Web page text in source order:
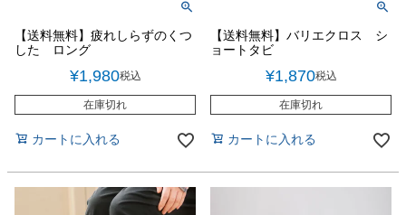
【送料無料】疲れしらずのくつ
した ロング
¥1,980税込
在庫切れ
カートに入れる
【送料無料】バリエクロス シ
ョートタビ
¥1,870税込
在庫切れ
カートに入れる